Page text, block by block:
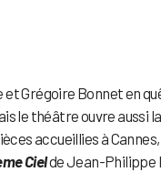
et Grégoire Bonnet en
le théâtre ouvre aussi
accueillies à
Cielde Jean-Philippe